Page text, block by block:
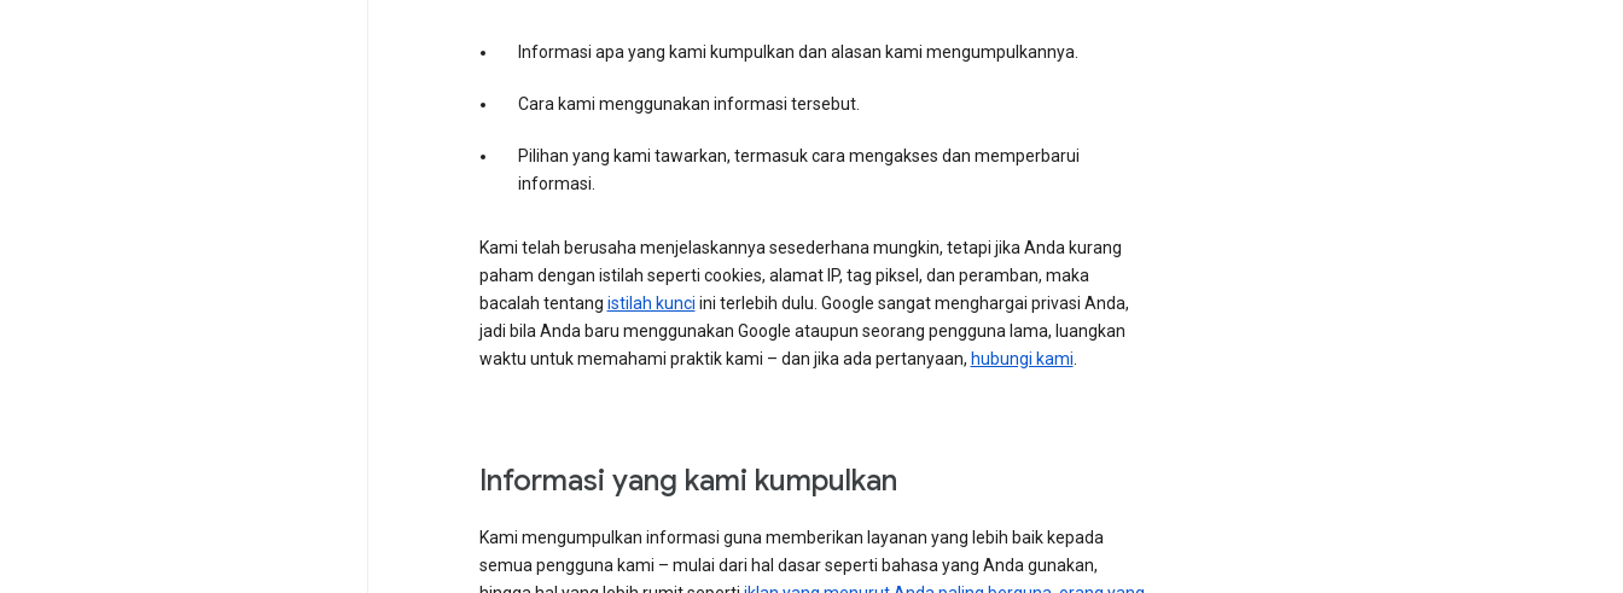
Informasi apa yang kami kumpulkan dan alasan kami mengumpulkannya.
Cara kami menggunakan informasi tersebut.
Pilihan yang kami tawarkan, termasuk cara mengakses dan memperbarui
informasi.
Kami telah berusaha menjelaskannya sesederhana mungkin, tetapi jika Anda kurang
paham dengan istilah seperti cookies, alamat IP, tag piksel, dan peramban, maka
bacalah tentang istilah kunci ini terlebih dulu. Google sangat menghargai privasi Anda,
jadi bila Anda baru menggunakan Google ataupun seorang pengguna lama, luangkan
waktu untuk memahami praktik kami – dan jika ada pertanyaan, hubungi kami.
Informasi yang kami kumpulkan
Kami mengumpulkan informasi guna memberikan layanan yang lebih baik kepada
semua pengguna kami – mulai dari hal dasar seperti bahasa yang Anda gunakan,